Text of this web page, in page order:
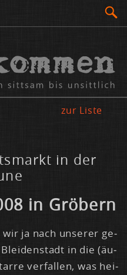
zur Liste
in der
in Grö­bern
ja nach un­se­rer ge­
in die (äu­
ver­fal­len, was hei­